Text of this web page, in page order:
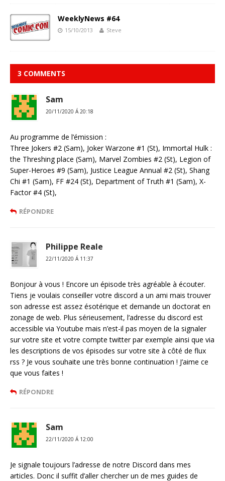
WeeklyNews #64
15/10/2013 Steve
3 COMMENTS
Sam
20/11/2020 Á 20:18
Au programme de l’émission :
Three Jokers #2 (Sam), Joker Warzone #1 (St), Immortal Hulk :
the Threshing place (Sam), Marvel Zombies #2 (St), Legion of
Super-Heroes #9 (Sam), Justice League Annual #2 (St), Shang
Chi #1 (Sam), FF #24 (St), Department of Truth #1 (Sam), X-
Factor #4 (St),
RÉPONDRE
Philippe Reale
22/11/2020 Á 11:37
Bonjour à vous ! Encore un épisode très agréable à écouter.
Tiens je voulais conseiller votre discord a un ami mais trouver
son adresse est assez ésotérique et demande un doctorat en
zonage de web. Plus sérieusement, l’adresse du discord est
accessible via Youtube mais n’est-il pas moyen de la signaler
sur votre site et votre compte twitter par exemple ainsi que via
les descriptions de vos épisodes sur votre site à côté de flux
rss ? Je vous souhaite une très bonne continuation ! J’aime ce
que vous faites !
RÉPONDRE
Sam
22/11/2020 Á 12:00
Je signale toujours l’adresse de notre Discord dans mes
articles. Donc il suffit d’aller chercher un de mes guides de